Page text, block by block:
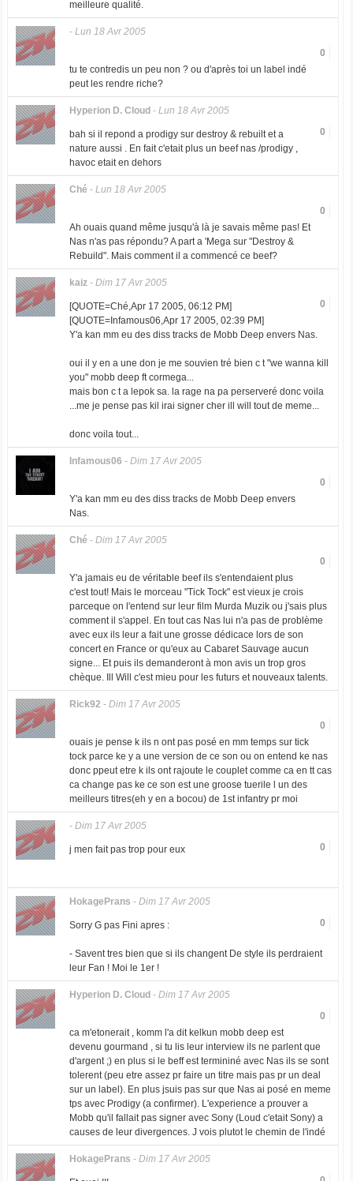
meilleure qualité.
- Lun 18 Avr 2005
0
tu te contredis un peu non ? ou d'après toi un label indé
peut les rendre riche?
Hyperion D. Cloud - Lun 18 Avr 2005
0
bah si il repond a prodigy sur destroy & rebuilt et a
nature aussi . En fait c'etait plus un beef nas /prodigy ,
havoc etait en dehors
Ché - Lun 18 Avr 2005
0
Ah ouais quand même jusqu'à là je savais même pas! Et
Nas n'as pas répondu? A part a 'Mega sur "Destroy &
Rebuild". Mais comment il a commencé ce beef?
kaiz- Dim 17 Avr 2005
0
[QUOTE=Ché,Apr 17 2005, 06:12 PM]
[QUOTE=Infamous06,Apr 17 2005, 02:39 PM]
Y'a kan mm eu des diss tracks de Mobb Deep envers Nas.
oui il y en a une don je me souvien tré bien c t "we wanna kill
you" mobb deep ft cormega...
mais bon c t a lepok sa. la rage na pa perserveré donc voila
...me je pense pas kil irai signer cher ill will tout de meme...
donc voila tout...
Infamous06 - Dim 17 Avr 2005
0
Y'a kan mm eu des diss tracks de Mobb Deep envers
Nas.
Ché - Dim 17 Avr 2005
0
Y'a jamais eu de véritable beef ils s'entendaient plus
c'est tout! Mais le morceau "Tick Tock" est vieux je crois
parceque on l'entend sur leur film Murda Muzik ou j'sais plus
comment il s'appel. En tout cas Nas lui n'a pas de problème
avec eux ils leur a fait une grosse dédicace lors de son
concert en France or qu'eux au Cabaret Sauvage aucun
signe... Et puis ils demanderont à mon avis un trop gros
chèque. Ill Will c'est mieu pour les futurs et nouveaux talents.
Rick92 - Dim 17 Avr 2005
0
ouais je pense k ils n ont pas posé en mm temps sur tick
tock parce ke y a une version de ce son ou on entend ke nas
donc ppeut etre k ils ont rajoute le couplet comme ca en tt cas
ca change pas ke ce son est une groose tuerile l un des
meilleurs titres(eh y en a bocou) de 1st infantry pr moi
- Dim 17 Avr 2005
0
j men fait pas trop pour eux
HokagePrans - Dim 17 Avr 2005
0
Sorry G pas Fini apres :
- Savent tres bien que si ils changent De style ils perdraient
leur Fan ! Moi le 1er !
Hyperion D. Cloud - Dim 17 Avr 2005
0
ca m'etonerait , komm l'a dit kelkun mobb deep est
devenu gourmand , si tu lis leur interview ils ne parlent que
d'argent ;) en plus si le beff est termininé avec Nas ils se sont
tolerent (peu etre assez pr faire un titre mais pas pr un deal
sur un label). En plus jsuis pas sur que Nas ai posé en meme
tps avec Prodigy (a confirmer). L'experience a prouver a
Mobb qu'il fallait pas signer avec Sony (Loud c'etait Sony) a
causes de leur divergences. J vois plutot le chemin de l'indé
HokagePrans - Dim 17 Avr 2005